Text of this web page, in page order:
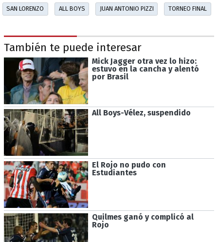
SAN LORENZO ALL BOYS JUAN ANTONIO PIZZI TORNEO FINAL
También te puede interesar
Mick Jagger otra vez lo hizo:
estuvo en la cancha y alentó
por Brasil
All Boys-Vélez, suspendido
El Rojo no pudo con
Estudiantes
Quilmes ganó y complicó al
Rojo